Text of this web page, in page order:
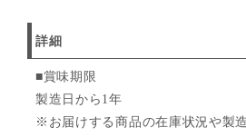
詳細
■賞味期限
製造日から1年
※お届けする商品の在庫状況や製